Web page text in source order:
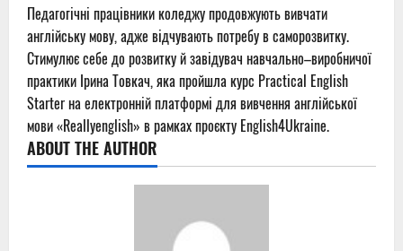
Педагогічні працівникиколеджу продовжують вивчати
англійську мову, адже відчувають потребу в саморозвитку.
Стимулює себе до розвитку йзавідувач навчально–виробничої
практики Ірина Товкач, яка пройшла курс Practical English
Starter на електронній платформі для вивчення англійської
мови «Reallyenglish» в рамках проєкту English4Ukraine.
ABOUT THE AUTHOR